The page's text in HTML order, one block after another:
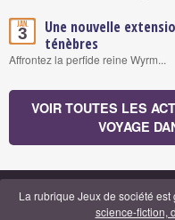
Jan.
3
Une nouvelle
ténèbres
Affrontez la perfide reine Wyrm...
VOIR TOUTES LES
VOYAGE
La rubrique Jeux de société est
science-fiction,